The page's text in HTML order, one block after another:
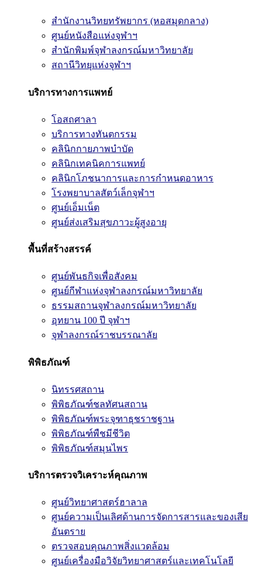
สำนักงานวิทยทรัพยากร (หอสมุดกลาง)
ศูนย์หนังสือแห่งจุฬาฯ
สำนักพิมพ์จุฬาลงกรณ์มหาวิทยาลัย
สถานีวิทยุแห่งจุฬาฯ
บริการทางการแพทย์
โอสถศาลา
บริการทางทันตกรรม
คลินิกกายภาพบำบัด
คลินิกเทคนิคการแพทย์
คลินิกโภชนาการและการกำหนดอาหาร
โรงพยาบาลสัตว์เล็กจุฬาฯ
ศูนย์เอ็มเน็ต
ศูนย์ส่งเสริมสุขภาวะผู้สูงอายุ
พื้นที่สร้างสรรค์
ศูนย์พันธกิจเพื่อสังคม
ศูนย์กีฬาแห่งจุฬาลงกรณ์มหาวิทยาลัย
ธรรมสถานจุฬาลงกรณ์มหาวิทยาลัย
อุทยาน 100 ปี จุฬาฯ
จุฬาลงกรณ์ราชบรรณาลัย
พิพิธภัณฑ์
นิทรรศสถาน
พิพิธภัณฑ์ชลทัศนสถาน
พิพิธภัณฑ์พระจุฑาธุชราชฐาน
พิพิธภัณฑ์พืชมีชีวิต
พิพิธภัณฑ์สมุนไพร
บริการตรวจวิเคราะห์คุณภาพ
ศูนย์วิทยาศาสตร์ฮาลาล
ศูนย์ความเป็นเลิศด้านการจัดการสารและของเสีย
อันตราย
ตรวจสอบคุณภาพสิ่งแวดล้อม
ศูนย์เครื่องมือวิจัยวิทยาศาสตร์และเทคโนโลยี